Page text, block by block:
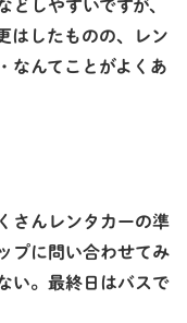
どしやすいですが、
はしたものの、レン
なんてことがよくあ
さんレンタカーの準
プに問い合わせてみ
い。最終日はバスで